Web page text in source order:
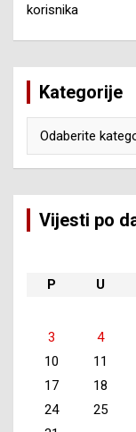
korisnika
Kategorije
Vijesti po
P
U
3
4
10
11
17
18
24
25